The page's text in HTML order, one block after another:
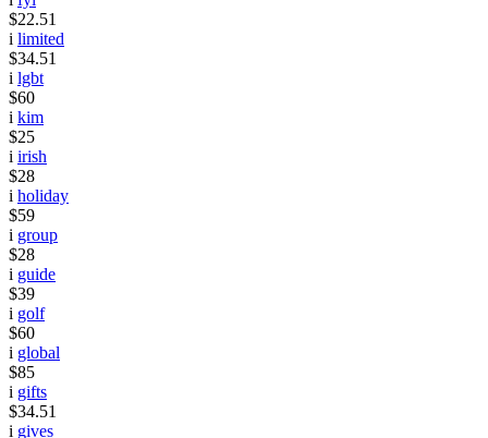
$22.51
i limited
$34.51
i lgbt
$60
i kim
$25
i irish
$28
i holiday
$59
i group
$28
i guide
$39
i golf
$60
i global
$85
i gifts
$34.51
i gives